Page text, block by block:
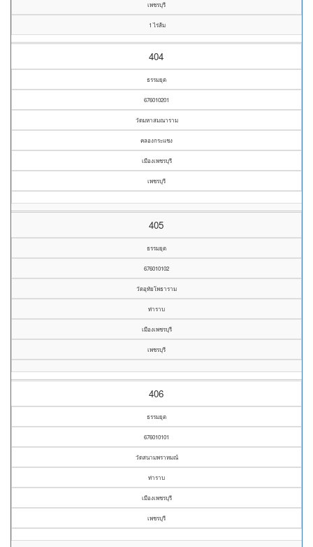
เพชรบุรี
1 ไร่ส้ม
404
ธรรมยุต
676010201
วัดมหาสมณาราม
คลองกระแชง
เมืองเพชรบุรี
เพชรบุรี
405
ธรรมยุต
676010102
วัดอุทัยโพธาราม
ท่าราบ
เมืองเพชรบุรี
เพชรบุรี
406
ธรรมยุต
676010101
วัดสนามพราหมณ์
ท่าราบ
เมืองเพชรบุรี
เพชรบุรี